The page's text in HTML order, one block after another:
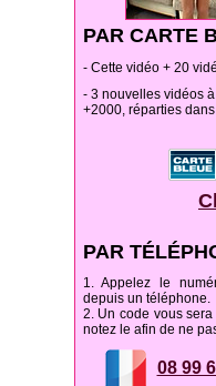
PAR CARTE
- Cette vidéo + 20
- 3 nouvelles vidéos
+2000, réparties
PAR
1. Appelez le
depuis un téléphone.
2. Un code vous
notez le afin de ne
08 99